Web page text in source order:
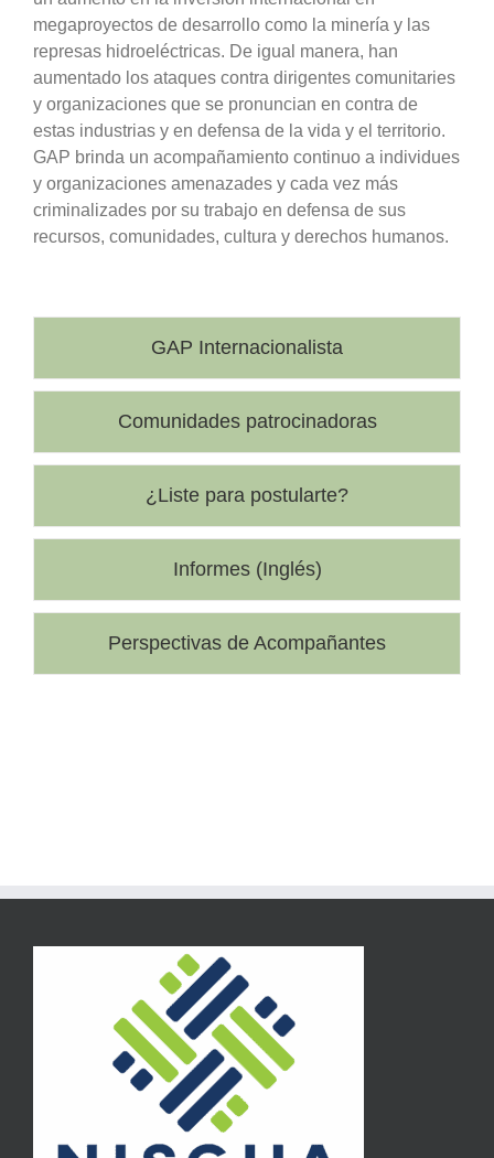
megaproyectos de desarrollo como la minería y las
represas hidroeléctricas. De igual manera, han
aumentado los ataques contra dirigentes comunitaries
y organizaciones que se pronuncian en contra de
estas industrias y en defensa de la vida y el territorio.
GAP brinda un acompañamiento continuo a individues
y organizaciones amenazades y cada vez más
criminalizades por su trabajo en defensa de sus
recursos, comunidades, cultura y derechos humanos.
GAP Internacionalista
Comunidades patrocinadoras
¿Liste para postularte?
Informes (Inglés)
Perspectivas de Acompañantes